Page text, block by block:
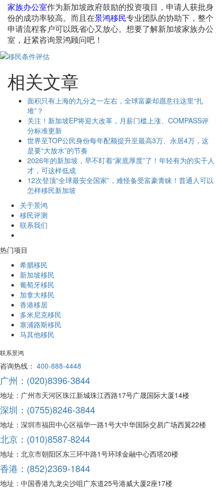
家族办公室作为新加坡政府鼓励的投资项目，申请人获批身
份的成功率较高。而且在景鸿移民专业团队的协助下，整个
申请流程客户可以既省心又放心。想要了解新加坡家族办公
室，赶紧咨询景鸿顾问吧！
相关文章
面积只有上海的九分之一左右，全球富豪却愿意往这里“扎
堆”？
关注！新加坡EP将迎大改革，月薪门槛上涨、COMPASS评
分标准更新
世界至TOP公民身份每年配额提升至最高3万、永居4万，这
是要“大放水”的节奏
2026年的新加坡，早不盯着“家底厚度”了！年轻有为的实干人
才，可这样低成
12次登顶“全球最安全国家”，难怪备受富豪青睐！普通人可以
怎样移民新加坡
关于景鸿
移民评测
联系我们
热门项目
希腊移民
新加坡移民
葡萄牙移民
加拿大移民
香港移居
多米尼克移民
塞浦路斯移民
马其他移民
联系景鸿
咨询热线： 400-888-4448
广州：(020)8396-3844
地址：广州市天河区珠江新城珠江西路17号广晟国际大厦14楼
深圳：(0755)8246-3844
地址：深圳市福田中心区福华一路1号大中华国际交易广场西翼22楼
北京：(010)8587-8244
地址：北京市朝阳区东三环中路1号环球金融中心西塔20楼
香港：(852)2369-1844
地址：中国香港九龙尖沙咀广东道25号港威大厦2座17楼